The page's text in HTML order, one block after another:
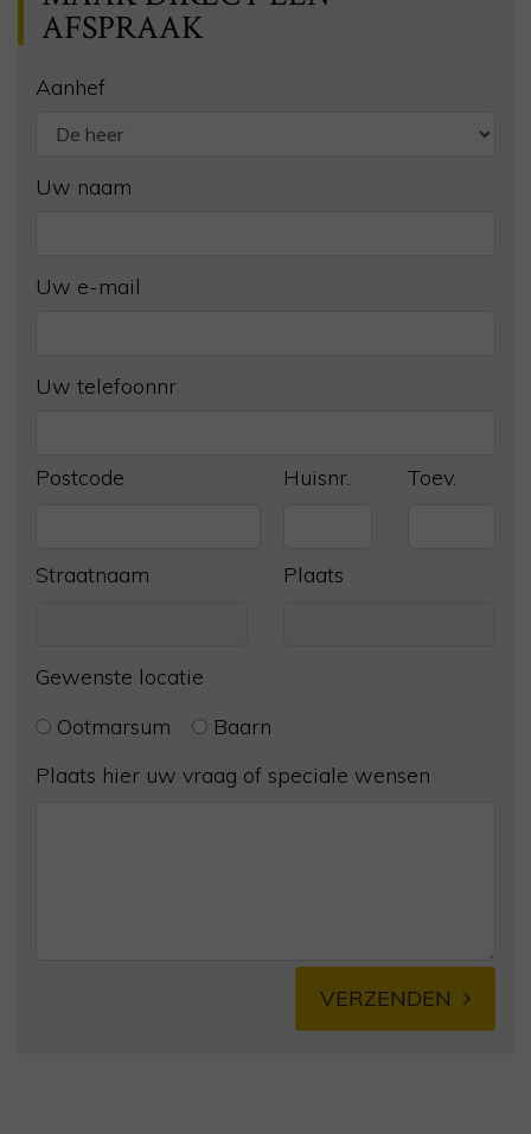
AFSPRAAK
Aanhef
Uw naam
Uw e-mail
Uw telefoonnr
Postcode Huisnr. Toev.
Straatnaam Plaats
Gewenste locatie
Ootmarsum
Baarn
Plaats hier uw vraag of speciale wensen
VERZENDEN